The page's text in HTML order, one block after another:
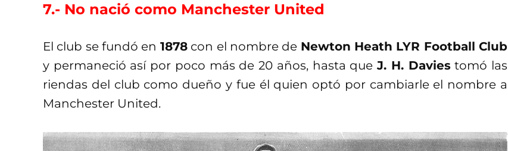
7.- No nació como Manchester United
El club se fundó en 1878con el nombre de Newton Heath LYR Football Club
y permaneció así por poco más de 20 años, hasta queJ. H. Daviestomó las
riendas del club como dueño y fue él quien optó por cambiarle el nombre a
Manchester United.